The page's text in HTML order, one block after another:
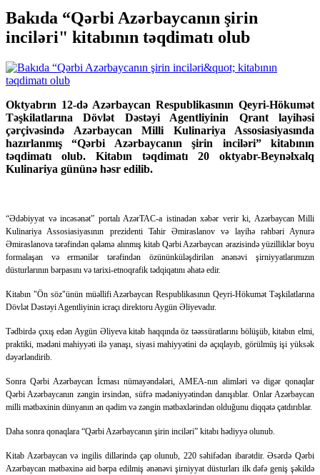
Bakıda “Qərbi Azərbaycanın şirin
inciləri" kitabının təqdimatı olub
Oktyabrın 12-də Azərbaycan Respublikasının Qeyri-Hökumət
Təşkilatlarına Dövlət Dəstəyi Agentliyinin Qrant layihəsi
çərçivəsində Azərbaycan Milli Kulinariya Assosiasiyasında
hazırlanmış “Qərbi Azərbaycanın şirin inciləri” kitabının
təqdimatı olub. Kitabın təqdimatı 20 oktyabr-Beynəlxalq
Kulinariya gününə həsr edilib.
“Ədəbiyyat və incəsənət” portalı AzərTAC-a istinadən xəbər verir ki, Azərbaycan Milli
Kulinariya Assosiasiyasının prezidenti Tahir Əmiraslanov və layihə rəhbəri Aynurə
Əmiraslanova tərəfindən qələmə alınmış kitab Qərbi Azərbaycan ərazisində yüzilliklər boyu
formalaşan və ermənilər tərəfindən özününküləşdirilən ənənəvi şirniyyatlarımızın
düsturlarının bərpasını və tarixi-etnoqrafik tədqiqatını əhatə edir.
Kitabın "Ön söz"ünün müəllifi Azərbaycan Respublikasının Qeyri-Hökumət Təşkilatlarına
Dövlət Dəstəyi Agentliyinin icraçı direktoru Aygün Əliyevadır.
Tədbirdə çıxış edən Aygün Əliyeva kitab haqqında öz təəssüratlarını bölüşüb, kitabın elmi,
praktiki, mədəni mahiyyəti ilə yanaşı, siyasi mahiyyətini də açıqlayıb, görülmüş işi yüksək
dəyərləndirib.
Sonra Qərbi Azərbaycan İcması nümayəndələri, AMEA-nın alimləri və digər qonaqlar
Qərbi Azərbaycanın zəngin irsindən, süfrə mədəniyyətindən danışıblar. Onlar Azərbaycan
milli mətbəxinin dünyanın ən qədim və zəngin mətbəxlərindən olduğunu diqqətə çatdırıblar.
Daha sonra qonaqlara “Qərbi Azərbaycanın şirin inciləri” kitabı hədiyyə olunub.
Kitab Azərbaycan və ingilis dillərində çap olunub, 220 səhifədən ibarətdir. Əsərdə Qərbi
Azərbaycan mətbəxinə aid bərpa edilmiş ənənəvi şirniyyat düsturları ilk dəfə geniş şəkildə